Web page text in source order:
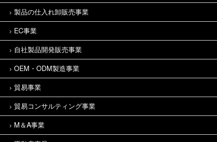
製品の仕入れ卸販売事業
EC事業
自社製品開発販売事業
OEM・ODM製造事業
貿易事業
貿易コンサルティング事業
M＆A事業